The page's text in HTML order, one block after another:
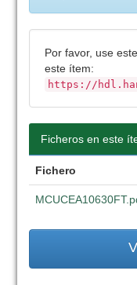
Por favor, use
este ítem:
https://
Ficheros en este
Fichero